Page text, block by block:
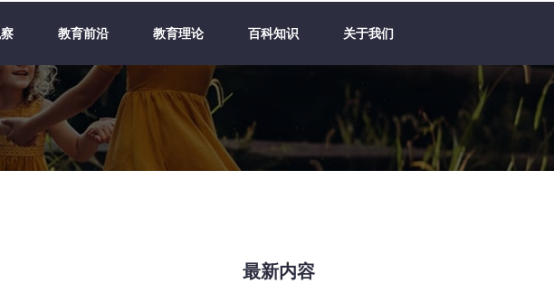
教育前沿 教育理论 百科知识 关于我们
最新内容